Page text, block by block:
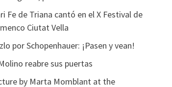
Fe de Triana cantó en el X Festival de
Ciutat Vella
por Schopenhauer: ¡Pasen y vean!
reabre sus puertas
by Marta Momblant at the